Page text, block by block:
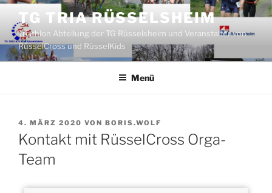
Zum
Inhalt
springen
TG TRIA RÜSSELSHEIM
Triathlon Abteilung der TG Rüsselsheim und Veranstalter von
RüsselCross und RüsselKids
Menü
VERÖFFENTLICHT
AM
4. MÄRZ 2020 VON BORIS.WOLF
Kontakt mit RüsselCross Orga-
Team